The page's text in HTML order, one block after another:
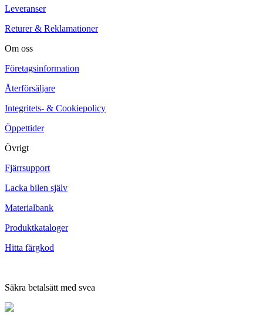
Leveranser
Returer & Reklamationer
Om oss
Företagsinformation
Återförsäljare
Integritets- & Cookiepolicy
Öppettider
Övrigt
Fjärrsupport
Lacka bilen själv
Materialbank
Produktkataloger
Hitta färgkod
Säkra betalsätt med svea